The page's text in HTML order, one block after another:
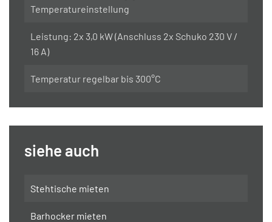
Temperatureinstellung
Leistung: 2x 3,0 kW (Anschluss 2x Schuko 230 V /
16 A)
Temperatur regelbar bis 300°C
siehe auch
Stehtische mieten
Barhocker mieten